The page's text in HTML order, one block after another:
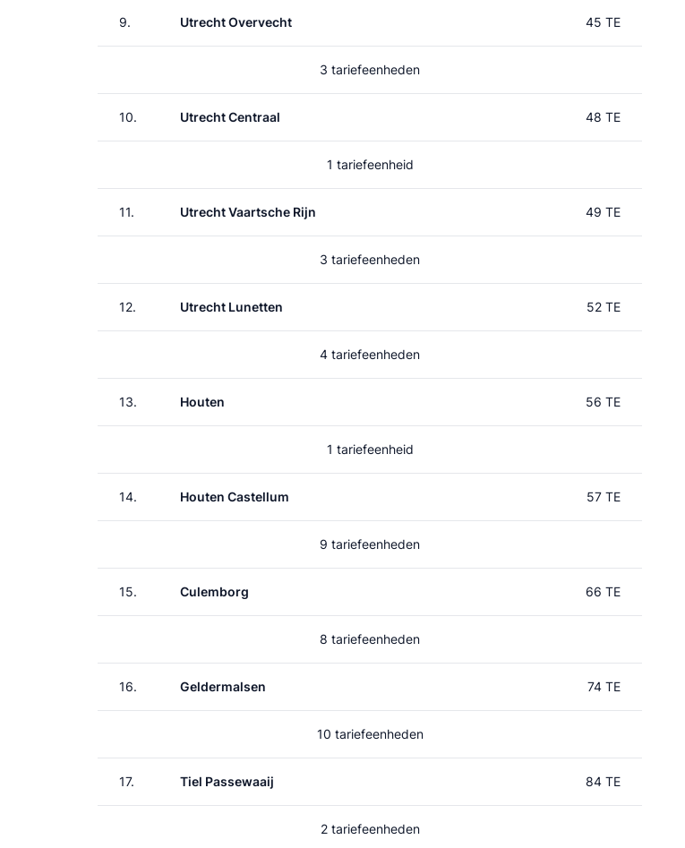
9. Utrecht Overvecht 45 TE
3 tariefeenheden
10. Utrecht Centraal 48 TE
1 tariefeenheid
11. Utrecht Vaartsche Rijn 49 TE
3 tariefeenheden
12. Utrecht Lunetten 52 TE
4 tariefeenheden
13. Houten 56 TE
1 tariefeenheid
14. Houten Castellum 57 TE
9 tariefeenheden
15. Culemborg 66 TE
8 tariefeenheden
16. Geldermalsen 74 TE
10 tariefeenheden
17. Tiel Passewaaij 84 TE
2 tariefeenheden